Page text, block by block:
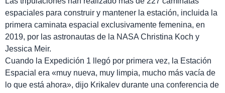
espaciales para construir y mantener la estación, incluida la
primera caminata espacial exclusivamente femenina, en
2019, por las astronautas de la NASA Christina Koch y
Jessica Meir.
Cuando la Expedición 1 llegó por primera vez, la Estación
Espacial era «muy nueva, muy limpia, mucho más vacía de
lo que está ahora», dijo Krikalev durante una conferencia de